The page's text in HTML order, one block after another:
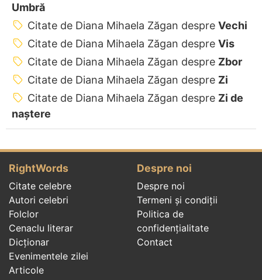
Umbră
Citate de Diana Mihaela Zăgan despre Vechi
Citate de Diana Mihaela Zăgan despre Vis
Citate de Diana Mihaela Zăgan despre Zbor
Citate de Diana Mihaela Zăgan despre Zi
Citate de Diana Mihaela Zăgan despre Zi de
naștere
RightWords
Citate celebre
Autori celebri
Folclor
Cenaclu literar
Dicționar
Evenimentele zilei
Articole
Despre noi
Despre noi
Termeni și condiții
Politica de
confidenţialitate
Contact